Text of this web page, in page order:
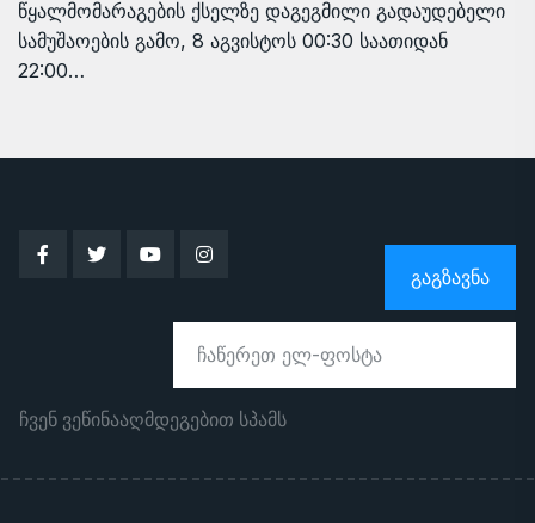
წყალმომარაგების ქსელზე დაგეგმილი გადაუდებელი
სამუშაოების გამო, 8 აგვისტოს 00:30 საათიდან
22:00…
ᲒᲐᲒᲖᲐᲕᲜᲐ
ჩვენ ვეწინააღმდეგებით სპამს